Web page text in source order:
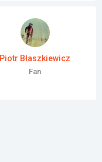
Piotr Błaszkiewicz
Fan